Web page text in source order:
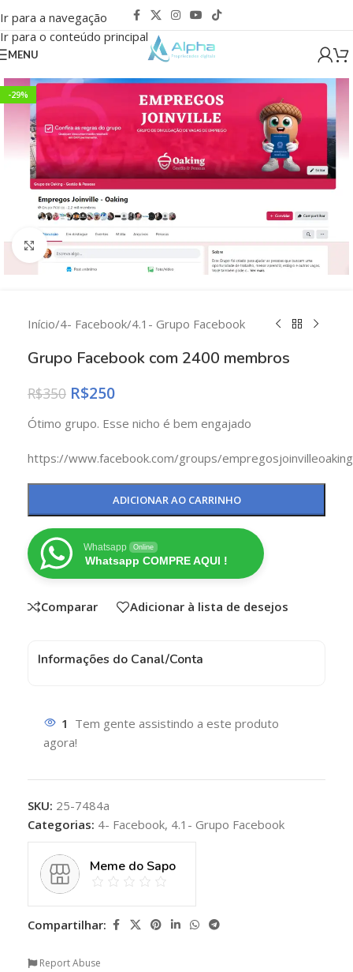
Ir para a navegação
Ir para o conteúdo principal
MENU
-29%
Clique para ampliar
Início/4- Facebook/4.1- Grupo Facebook
Grupo Facebook com 2400 membros
R$350 R$250
Ótimo grupo. Esse nicho é bem engajado
https://www.facebook.com/groups/empregosjoinvilleoaking
ADICIONAR AO CARRINHO
Whatsapp Online
Whatsapp COMPRE AQUI !
Comparar Adicionar à lista de desejos
Informações do Canal/Conta
1 Tem gente assistindo a este produto
agora!
SKU: 25-7484a
Categorias: 4- Facebook, 4.1- Grupo Facebook
Meme do Sapo
Compartilhar:
Report Abuse